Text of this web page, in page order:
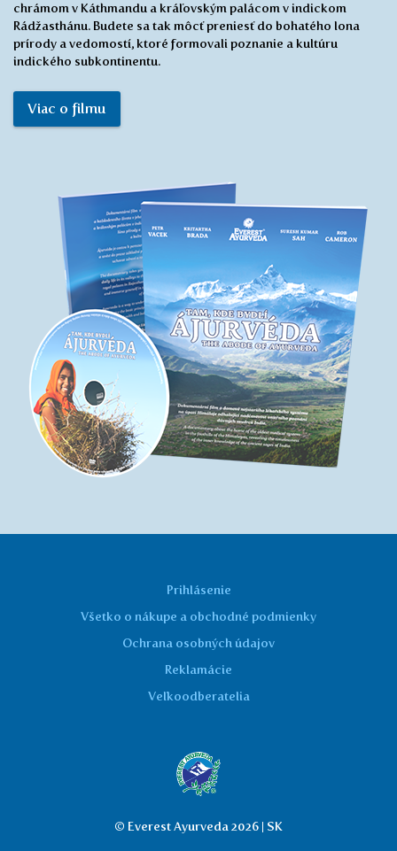
chrámom v Káthmandu a kráľovským palácom v indickom
Rádžasthánu. Budete sa tak môcť preniesť do bohatého lona
prírody a vedomostí, ktoré formovali poznanie a kultúru
indického subkontinentu.
Viac o filmu
Prihlásenie
Všetko o nákupe a obchodné podmienky
Ochrana osobných údajov
Reklamácie
Veľkoodberatelia
© Everest Ayurveda 2026 | SK